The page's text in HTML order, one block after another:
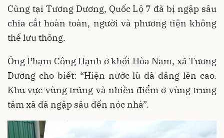
Cũng tại Tương Dương, Quốc Lộ 7 đã bị ngập sâu
chia cắt hoàn toàn, người và phương tiện không
thể lưu thông.
Ông Phạm Công Hạnh ở khối Hòa Nam, xã Tương
Dương cho biết: “Hiện nước lũ đã dâng lên cao.
Khu vực vùng trũng và nhiều điểm ở vùng trung
tâm xã đã ngập sâu đến nóc nhà”.